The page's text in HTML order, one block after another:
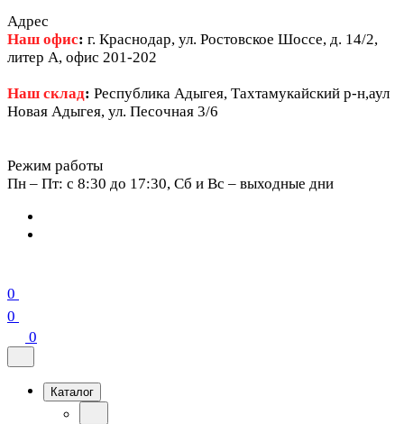
Адрес
Наш офис: г. Краснодар, ул. Ростовское Шоссе, д. 14/2,
литер А, офис 201-202
Наш склад: Республика Адыгея, Тахтамукайский р-н,аул
Новая Адыгея, ул. Песочная 3/6
Режим работы
Пн – Пт: c 8:30 до 17:30, Сб и Вс – выходные дни
0
0
0
Каталог